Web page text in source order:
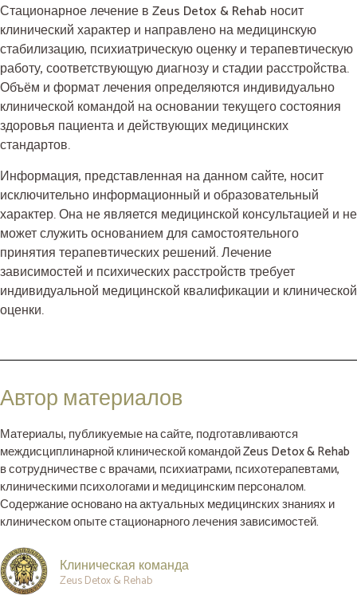
Стационарное лечение в Zeus Detox & Rehab носит
клинический характер и направлено на медицинскую
стабилизацию, психиатрическую оценку и терапевтическую
работу, соответствующую диагнозу и стадии расстройства.
Объём и формат лечения определяются индивидуально
клинической командой на основании текущего состояния
здоровья пациента и действующих медицинских
стандартов.
Информация, представленная на данном сайте, носит
исключительно информационный и образовательный
характер. Она не является медицинской консультацией и не
может служить основанием для самостоятельного
принятия терапевтических решений. Лечение
зависимостей и психических расстройств требует
индивидуальной медицинской квалификации и клинической
оценки.
Автор материалов
Материалы, публикуемые на сайте, подготавливаются
междисциплинарной клинической командой Zeus Detox & Rehab
в сотрудничестве с врачами, психиатрами, психотерапевтами,
клиническими психологами и медицинским персоналом.
Содержание основано на актуальных медицинских знаниях и
клиническом опыте стационарного лечения зависимостей.
Клиническая команда
Zeus Detox & Rehab